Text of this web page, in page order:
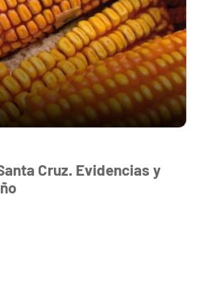
Cruz. Evidencias y